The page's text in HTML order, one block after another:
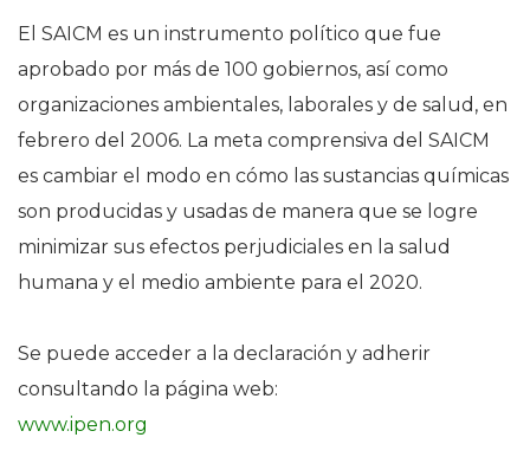
El SAICM es un instrumento político que fue
aprobado por más de 100 gobiernos, así como
organizaciones ambientales, laborales y de salud, en
febrero del 2006. La meta comprensiva del SAICM
es cambiar el modo en cómo las sustancias químicas
son producidas y usadas de manera que se logre
minimizar sus efectos perjudiciales en la salud
humana y el medio ambiente para el 2020.
Se puede acceder a la declaración y adherir
consultando la página web:
www.ipen.org